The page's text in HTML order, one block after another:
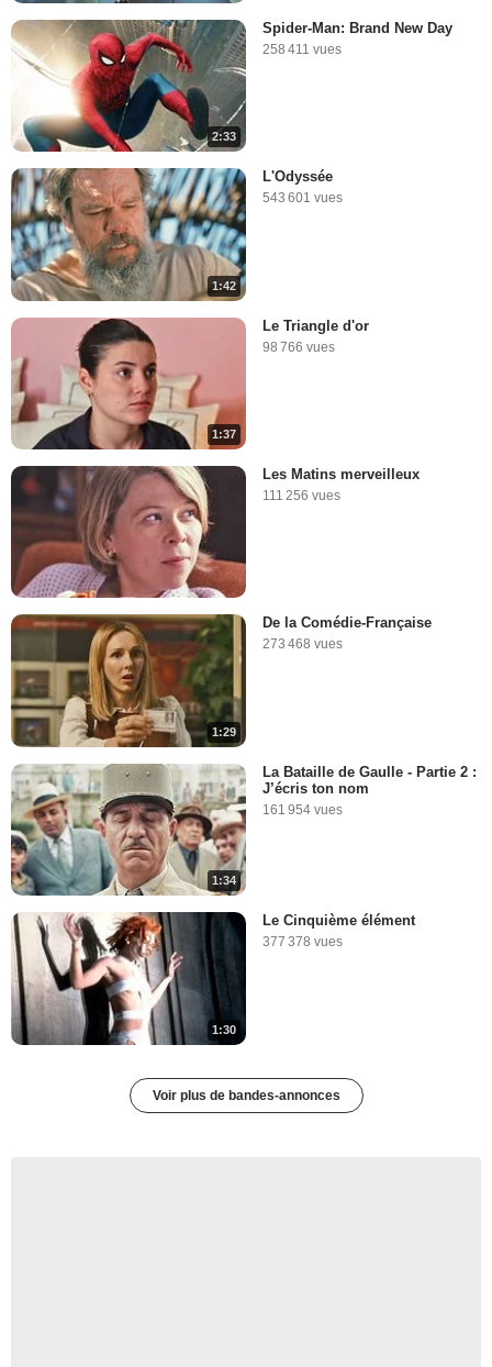
2:33
Spider-Man: Brand New Day
258 411 vues
1:42
L'Odyssée
543 601 vues
1:37
Le Triangle d'or
98 766 vues
Les Matins merveilleux
111 256 vues
1:29
De la Comédie-Française
273 468 vues
1:34
La Bataille de Gaulle - Partie 2 :
J’écris ton nom
161 954 vues
1:30
Le Cinquième élément
377 378 vues
Voir plus de bandes-annonces